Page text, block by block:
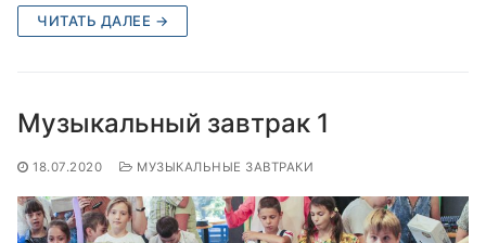
ЧИТАТЬ ДАЛЕЕ →
Музыкальный завтрак 1
18.07.2020 МУЗЫКАЛЬНЫЕ ЗАВТРАКИ